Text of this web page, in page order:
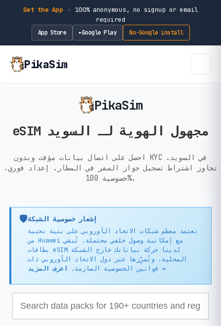
Get the App ·
100% anonymous, no signup or email
required
App Store ►Google Play No-Google install
PikaSim
PikaSim
eSIM مجهول الهوية لـ السويد
احصل على اتصال بيانات مؤقت وبدون KYC في السويد.
تجاوز اشتراط تسجيل جواز السفر في المطار. إعداد فوري،
خصوصية 100%.
🛡️إشعار خصوصية الشبكة
تعتمد معظم شبكات الاتحاد الأوروبي على بنية تحتية
من Huawei مع إمكانية وصول خلفي محتملة. تُبقي
بطاقات eSIM لدينا حركة بياناتك خارج الشبكة
المحلية، وتُمرِّرها عبر دول الاتحاد الأوروبي ذات
قوانين الخصوصية الصارمة. اعرف المزيد →